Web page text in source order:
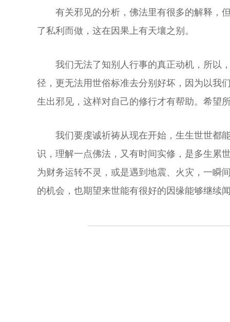
有关邪见的分析，佛法里有很多的解释，
了私利而做，这在因果上有天壤之别。
我们无法了知别人行事的真正动机，所以
径，更无法用世俗标准去分别好坏，因为以我
生出邪见，这样对自己的修行才有帮助。希望
我们要虔诚祈祷从现在开始，生生世世都
识，理解一点佛法，又有时间实修，是多生累
为财务运转不灵，或是遇到地震、火灾，一瞬
的机会，也期望来世能有很好的因缘能够继续